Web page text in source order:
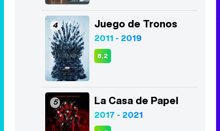
5 La Casa de Papel
2017 - 2021
8,5
6 Lucifer
2016 - 2021